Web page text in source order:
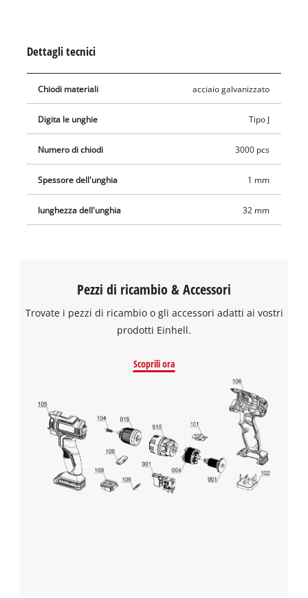
Dettagli tecnici
Chiodi materiali acciaio galvanizzato
Digita le unghie Tipo J
Numero di chiodi 3000 pcs
Spessore dell'unghia 1 mm
lunghezza dell'unghia 32 mm
Pezzi di ricambio & Accessori
Trovate i pezzi di ricambio o gli accessori adatti ai vostri
prodotti Einhell.
Scoprili ora